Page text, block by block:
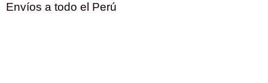
Envíos a todo el Perú